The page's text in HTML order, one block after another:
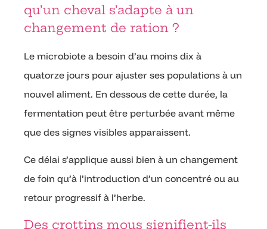
qu’un cheval s’adapte à un
changement de ration ?
Le microbiote a besoin d’au moins dix à
quatorze jours pour ajuster ses populations à un
nouvel aliment. En dessous de cette durée, la
fermentation peut être perturbée avant même
que des signes visibles apparaissent.
Ce délai s’applique aussi bien à un changement
de foin qu’à l’introduction d’un concentré ou au
retour progressif à l’herbe.
Des crottins mous signifient-ils